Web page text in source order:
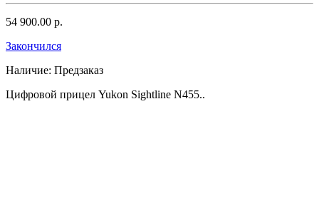
54 900.00 р.
Закончился
Наличие: Предзаказ
Цифровой прицел Yukon Sightline N455..